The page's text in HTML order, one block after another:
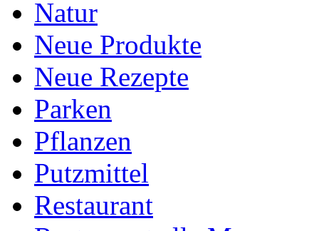
Natur
Neue Produkte
Neue Rezepte
Parken
Pflanzen
Putzmittel
Restaurant